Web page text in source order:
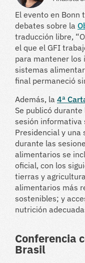
El evento en Bonn
debates sobre la
traducción libre,
el que el GFI
para mantener los
sistemas
final permaneció
Además, la 4ª
Se publicó
sesión informativa
Presidencial y
durante las
alimentarios se
oficial, con los
tierras y
alimentarios más
sostenibles; y
nutrición
Conferencia
Brasil